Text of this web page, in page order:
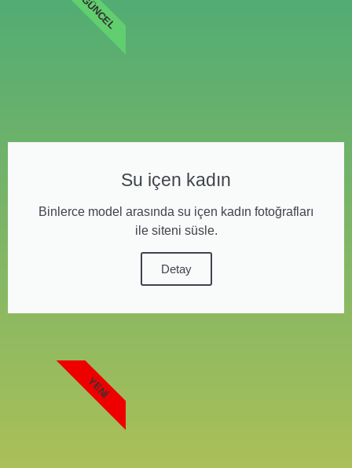
Su içen kadın
Binlerce model arasında su içen kadın fotoğrafları
ile siteni süsle.
Detay
GÜNCEL
YENI